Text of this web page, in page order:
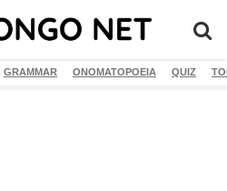
GRAMMAR ONOMATOPOEIA QUIZ